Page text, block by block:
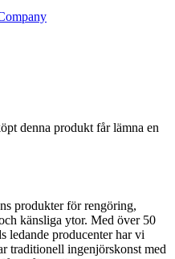
denna produkt får lämna en
produkter för rengöring,
känsliga ytor. Med över 50
ledande producenter har vi
traditionell ingenjörskonst med